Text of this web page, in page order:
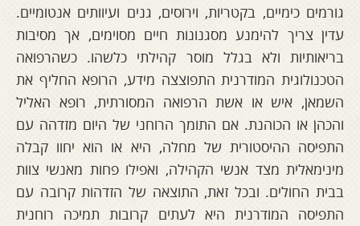
גורמים כימיים, בקטריות, וירוסים, גנים ועיוותים אנטומיים.
עדין צריך להימנע מסגנונות חיים מסוימים, אך מסיבות
בריאותיות ולא בגלל מוסר קהילתי כלשהו. כשהרפואה
הטכנולוגית המודרנית התפוצצה מידע, הרופא החליף את
השמאן, איש או אשת הרפואה המסורתית, רופא האליל
והכהן או הכוהנת. אם התומך הרוחני של היום מזדהה עם
התפיסה ההיסטורית של מחלה, היא או הוא יחוו קבלה
מינימאלית מצד אנשי הקהילה, ואפילו פחות מאנשי צוות
בבית החולים. ובכל זאת, התוצאה של הזדהות קרובה עם
התפיסה המודרנית היא לעתים קרובות תמיכה רוחנית